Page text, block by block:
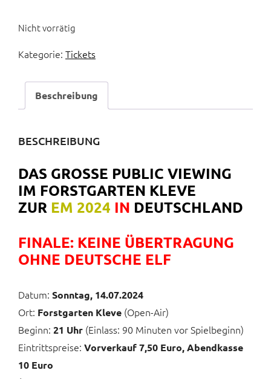
Nicht vorrätig
Kategorie: Tickets
Beschreibung
BESCHREIBUNG
DAS GROSSE PUBLIC VIEWING I
M FORSTGARTEN KLEVE
ZUR EM 2024 IN DEUTSCHLAND
FINALE: KEINE ÜBERTRAGUNG
OHNE DEUTSCHE ELF
Datum: Sonntag, 14.07.2024
Ort: Forstgarten Kleve (Open-Air)
Beginn: 21 Uhr (Einlass: 90 Minuten vor Spielbeginn)
Eintrittspreise: Vorverkauf 7,50 Euro, Abendkasse
10 Euro